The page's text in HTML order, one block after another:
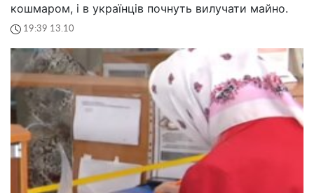
кошмаром, і в українців почнуть вилучати майно.
19:39 13.10